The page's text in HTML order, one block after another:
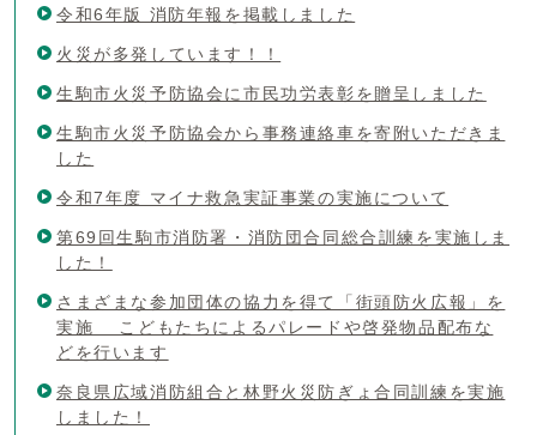
令和6年版 消防年報を掲載しました
火災が多発しています！！
生駒市火災予防協会に市民功労表彰を贈呈しました
生駒市火災予防協会から事務連絡車を寄附いただきま
した
令和7年度 マイナ救急実証事業の実施について
第69回生駒市消防署・消防団合同総合訓練を実施しま
した！
さまざまな参加団体の協力を得て「街頭防火広報」を
実施 こどもたちによるパレードや啓発物品配布な
どを行います
奈良県広域消防組合と林野火災防ぎょ合同訓練を実施
しました！